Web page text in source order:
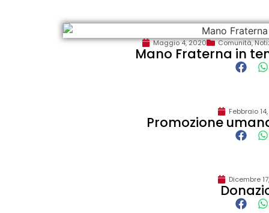
Maggio 4, 2020 Comunità,
Mano Fraterna in
Febbraio
Promozione
Dicembre